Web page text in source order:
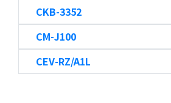
CKB-3352
CM-J100
CEV-RZ/A1L